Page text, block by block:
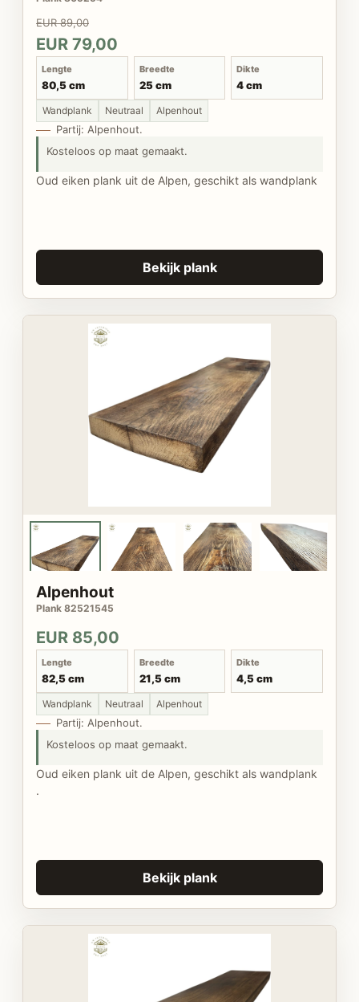
EUR 89,00
EUR 79,00
Lengte
80,5 cm
Breedte
25 cm
Dikte
4 cm
Wandplank Neutraal Alpenhout
Partij: Alpenhout.
Kosteloos op maat gemaakt.
Oud eiken plank uit de Alpen, geschikt als wandplank
Bekijk plank
Alpenhout
Plank 82521545
EUR 85,00
Lengte
82,5 cm
Breedte
21,5 cm
Dikte
4,5 cm
Wandplank Neutraal Alpenhout
Partij: Alpenhout.
Kosteloos op maat gemaakt.
Oud eiken plank uit de Alpen, geschikt als wandplank
.
Bekijk plank